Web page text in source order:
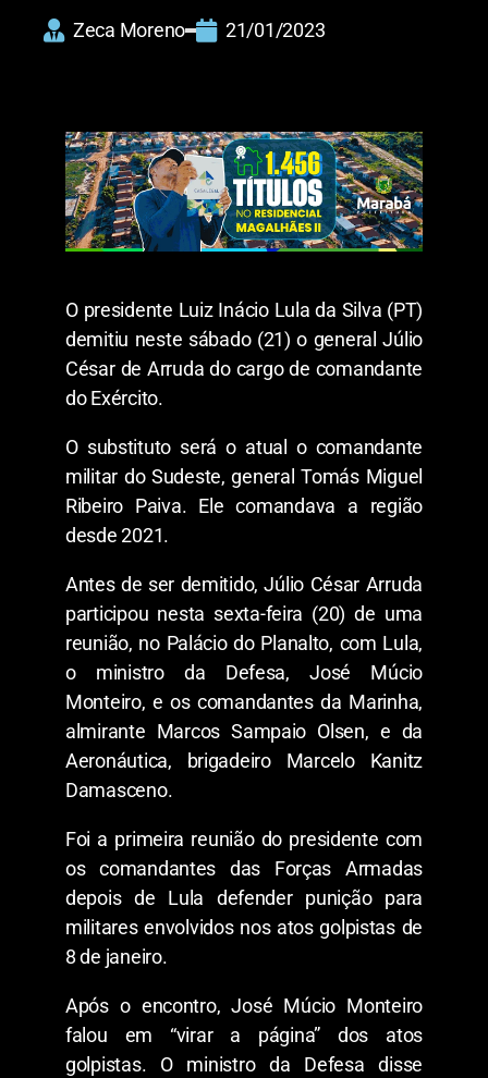
Zeca Moreno 21/01/2023
O presidente Luiz Inácio Lula da Silva (PT)
demitiu neste sábado (21) o general Júlio
César de Arruda do cargo de comandante
do Exército.
O substituto será o atual o comandante
militar do Sudeste, general Tomás Miguel
Ribeiro Paiva. Ele comandava a região
desde 2021.
Antes de ser demitido, Júlio César Arruda
participou nesta sexta-feira (20) de uma
reunião, no Palácio do Planalto, com Lula,
o ministro da Defesa, José Múcio
Monteiro, e os comandantes da Marinha,
almirante Marcos Sampaio Olsen, e da
Aeronáutica, brigadeiro Marcelo Kanitz
Damasceno.
Foi a primeira reunião do presidente com
os comandantes das Forças Armadas
depois de Lula defender punição para
militares envolvidos nos atos golpistas de
8 de janeiro.
Após o encontro, José Múcio Monteiro
falou em “virar a página” dos atos
golpistas. O ministro da Defesa disse